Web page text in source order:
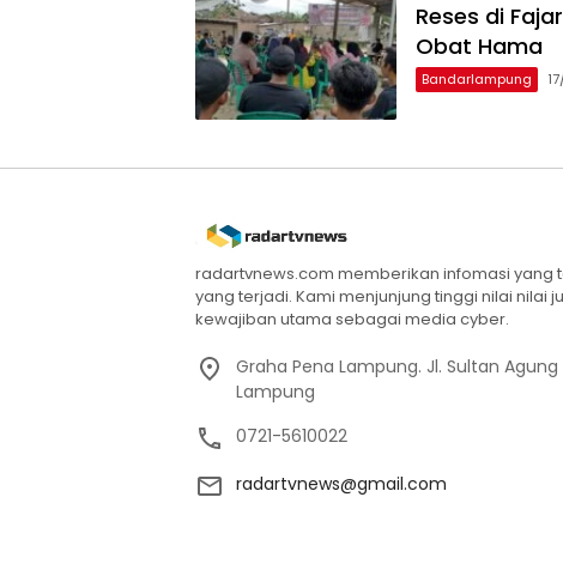
Reses di
Obat Hama
Bandarlampung
radartvnews.com memberikan infomasi yang
yang terjadi. Kami menjunjung tinggi nilai nilai
kewajiban utama sebagai media cyber.
Graha Pena Lampung. Jl. Sultan
Lampung
0721-5610022
radartvnews@gmail.com